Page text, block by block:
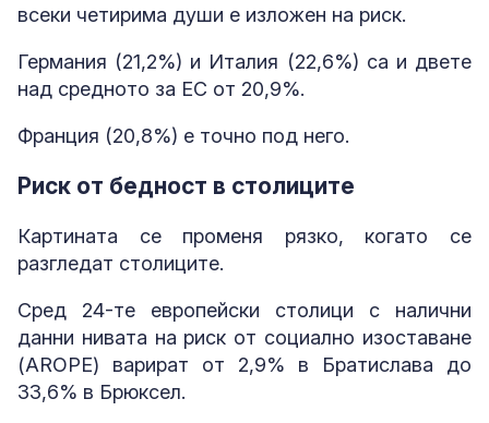
всеки четирима души е изложен на риск.
Германия (21,2%) и Италия (22,6%) са и двете
над средното за ЕС от 20,9%.
Франция (20,8%) е точно под него.
Риск от бедност в столиците
Картината се променя рязко, когато се
разгледат столиците.
Сред 24-те европейски столици с налични
данни нивата на риск от социално изоставане
(AROPE) варират от 2,9% в Братислава до
33,6% в Брюксел.